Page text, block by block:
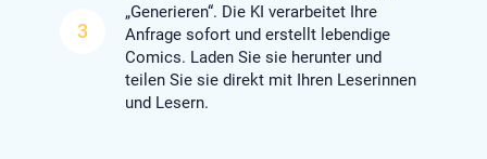
3
„Generieren“. Die KI verarbeitet Ihre
Anfrage sofort und erstellt lebendige
Comics. Laden Sie sie herunter und
teilen Sie sie direkt mit Ihren Leserinnen
und Lesern.